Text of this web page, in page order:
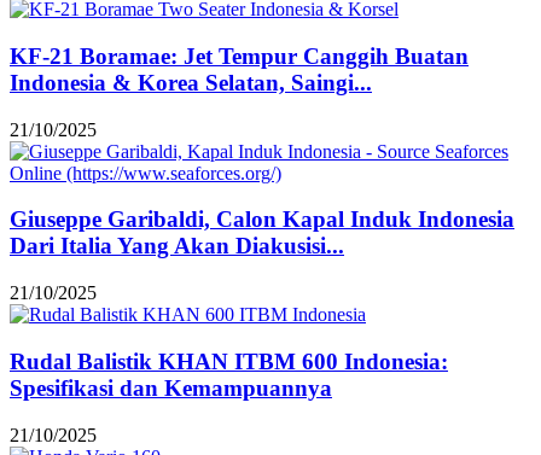
KF-21 Boramae: Jet Tempur Canggih Buatan
Indonesia & Korea Selatan, Saingi...
21/10/2025
Giuseppe Garibaldi, Calon Kapal Induk Indonesia
Dari Italia Yang Akan Diakusisi...
21/10/2025
Rudal Balistik KHAN ITBM 600 Indonesia:
Spesifikasi dan Kemampuannya
21/10/2025